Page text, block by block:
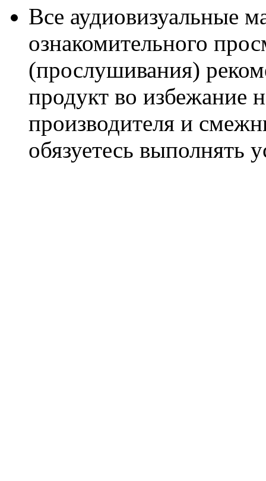
Все аудиовизуальные
ознакомительного
(прослушивания)
продукт во избежание
производителя и
обязуетесь выполнять